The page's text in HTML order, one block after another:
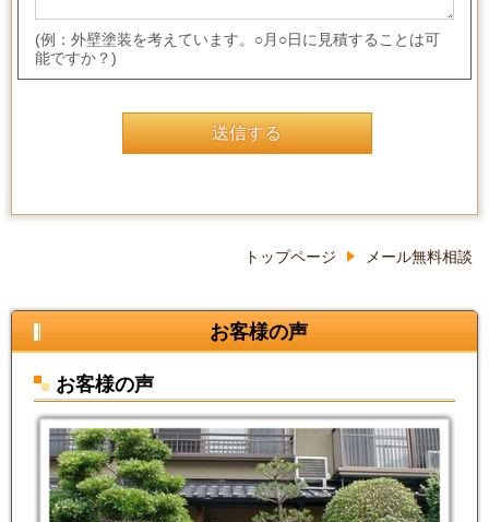
(例：外壁塗装を考えています。○月○日に見積することは可
能ですか？)
トップページ メール無料相談
お客様の声
お客様の声